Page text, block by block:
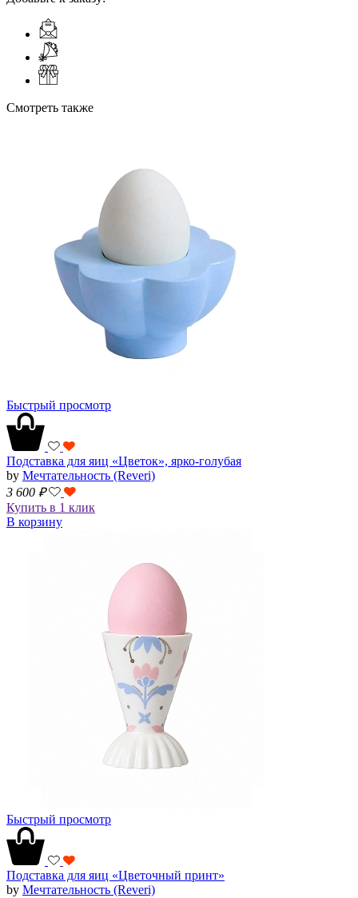
Смотреть также
Быстрый просмотр
Подставка для яиц «Цветок», ярко-голубая
by Мечтательность (Reveri)
3 600 ₽
Купить в 1 клик
В корзину
Быстрый просмотр
Подставка для яиц «Цветочный принт»
by Мечтательность (Reveri)